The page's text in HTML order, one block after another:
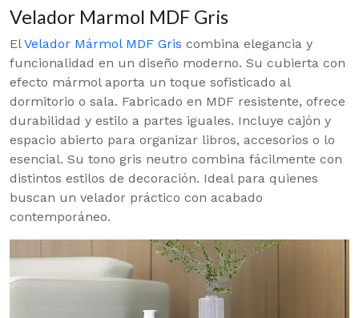
Velador Marmol MDF Gris
ElVelador Mármol MDF Gris combina elegancia y
funcionalidad en un diseño moderno. Su cubierta con
efecto mármol aporta un toque sofisticado al
dormitorio o sala. Fabricado en MDF resistente, ofrece
durabilidad y estilo a partes iguales. Incluye cajón y
espacio abierto para organizar libros, accesorios o lo
esencial. Su tono gris neutro combina fácilmente con
distintos estilos de decoración. Ideal para quienes
buscan un velador práctico con acabado
contemporáneo.